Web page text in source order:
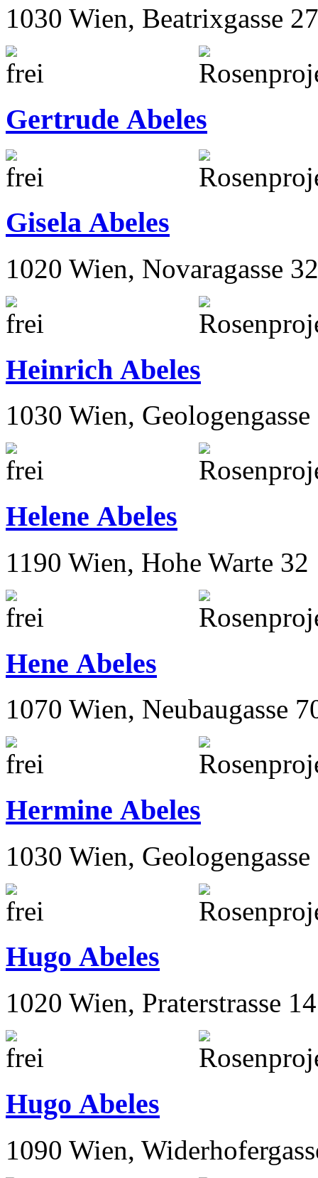
1030 Wien, Beatrixgasse
Gertrude Abeles
Gisela Abeles
1020 Wien, Novaragasse
Heinrich Abeles
1030 Wien,
Helene Abeles
1190 Wien, Hohe Warte 32
Hene Abeles
1070 Wien, Neubaugasse
Hermine Abeles
1030 Wien,
Hugo Abeles
1020 Wien, Praterstrasse 14
Hugo Abeles
1090 Wien,